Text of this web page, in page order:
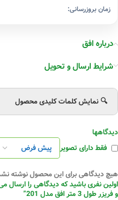
زمان بروزرسانی:
درباره افق
شرایط ارسال و تحویل
🔍 نمایش کلمات کلیدی محصول
دیدگاهها
فقط دارای تصویر
هیچ دیدگاهی برای این محصول نوشته
اولین نفری باشید که دیدگاهی را ارسال
و فریزر طول 3 متر افق مدل 201”